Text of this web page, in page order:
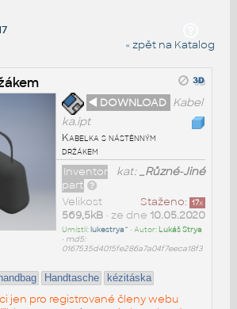
« zpět na Katalog
◄ DOWNLOAD Kabel
ka.ipt
Kabelka s nástěnným
držákem
kat:_Různé-Jiné
Inventor
part
Staženo: 17x
Velikost
569,5kB• ze dne 10.05.2020
Umístil: lukestrya^ • Autor: Lukáš Strya
• md5:
0167535d4015fe286a7a04f7eeca18f3
Handtasche kézitáska
jen pro registrované členy webu